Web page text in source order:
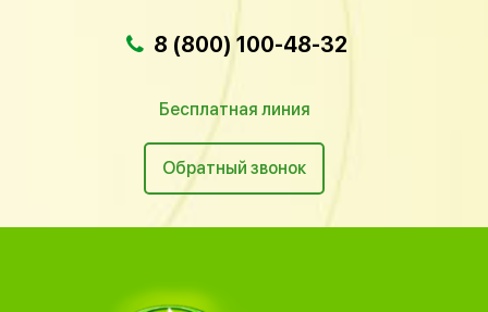
8 (800) 100-48-32
Бесплатная линия
Обратный звонок